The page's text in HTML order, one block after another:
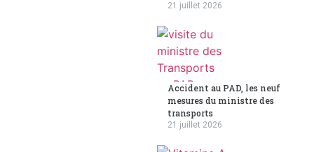
21 juillet 2026
Accident au PAD, les neuf
mesures du ministre des
transports
21 juillet 2026